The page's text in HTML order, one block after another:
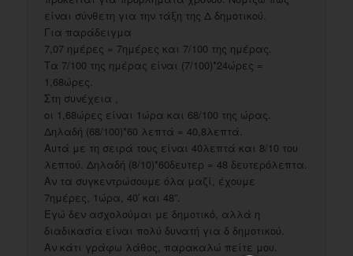
είναι σύνθετη για την τάξη της Δ δημοτικού.
Για παράδειγμα
7,07 ημέρες = 7ημέρες και 7/100 της ημέρας.
Τα 7/100 της ημέρας είναι (7/100)*24ώρες =
1,68ώρες.
Στη συνέχεια ,
οι 1,68ώρες είναι 1ώρα και 68/100 της ώρας.
Δηλαδή (68/100)*60 λεπτά = 40,8λεπτά.
Αυτά με τη σειρά τους είναι 40λεπτά και 8/10 του
λεπτού. Δηλαδή (8/10)*60δευτερ = 48 δευτερόλεπτα.
Αν τα συγκεντρώσουμε όλα μαζί, έχουμε
7ημέρες, 1ώρα, 40′ και 48”.
Εγώ δεν ασχολούμαι με δημοτικό, αλλά η
διαδικασία είναι πολύ δυνατή για δ δημοτικού.
Αν κάτι γράφω λάθος, παρακαλώ πείτε μου.